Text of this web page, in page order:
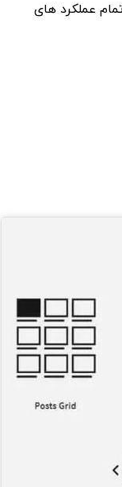
عملکرد های